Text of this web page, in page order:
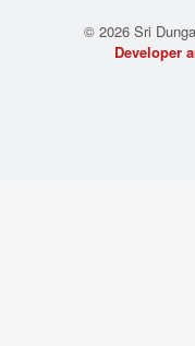
© 2026 Sri
Developer